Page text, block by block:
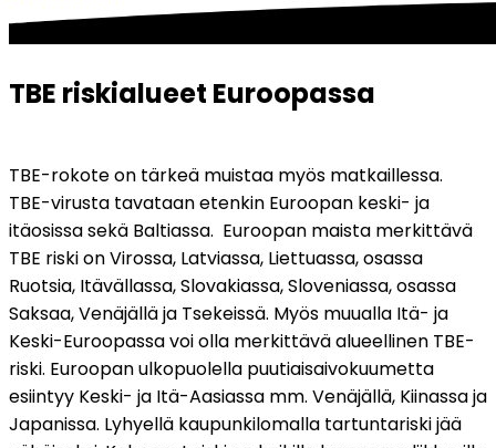
TBE riskialueet Euroopassa
TBE-rokote on tärkeä muistaa myös matkaillessa.
TBE-virusta tavataan etenkin Euroopan keski- ja
itäosissa sekä Baltiassa.  Euroopan maista merkittävä
TBE riski on Virossa, Latviassa, Liettuassa, osassa
Ruotsia, Itävällassa, Slovakiassa, Sloveniassa, osassa
Saksaa, Venäjällä ja Tsekeissä. Myös muualla Itä- ja
Keski-Euroopassa voi olla merkittävä alueellinen TBE-
riski. Euroopan ulkopuolella puutiaisaivokuumetta
esiintyy Keski- ja Itä-Aasiassa mm. Venäjällä, Kiinassa ja
Japanissa. Lyhyellä kaupunkilomalla tartuntariski jää